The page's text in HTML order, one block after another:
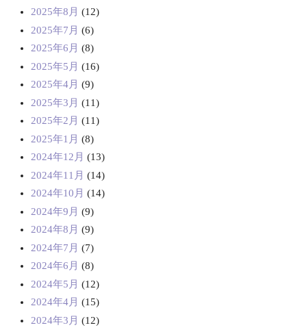
2025年8月 (12)
2025年7月 (6)
2025年6月 (8)
2025年5月 (16)
2025年4月 (9)
2025年3月 (11)
2025年2月 (11)
2025年1月 (8)
2024年12月 (13)
2024年11月 (14)
2024年10月 (14)
2024年9月 (9)
2024年8月 (9)
2024年7月 (7)
2024年6月 (8)
2024年5月 (12)
2024年4月 (15)
2024年3月 (12)